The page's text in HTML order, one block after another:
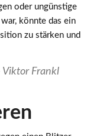
oder ungünstige
könnte das ein
zu stärken und
Viktor Frankl